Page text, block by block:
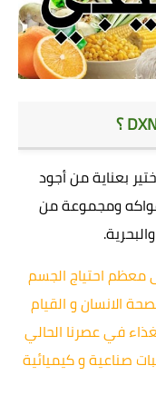
بعناية من أجود
ومجموعة من
معظم احتياج الجسم
الانسان و القيام
في عصرنا الحالي
صناعية و كيميائية